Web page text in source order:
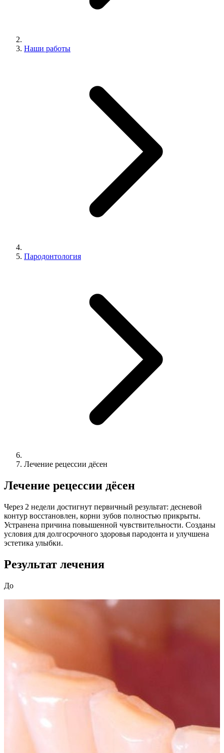
Наши работы
Пародонтология
Лечение рецессии дёсен
Лечение рецессии дёсен
Через 2 недели достигнут первичный результат: десневой
контур восстановлен, корни зубов полностью прикрыты.
Устранена причина повышенной чувствительности. Созданы
условия для долгосрочного здоровья пародонта и улучшена
эстетика улыбки.
Результат лечения
До